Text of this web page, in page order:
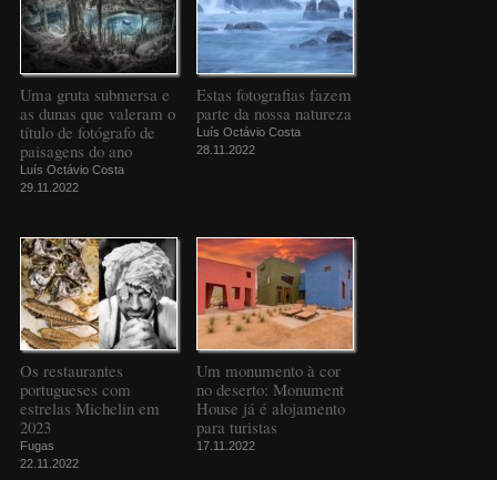
Uma gruta submersa e
as dunas que valeram o
título de fotógrafo de
paisagens do ano
Luís Octávio Costa
29.11.2022
Estas fotografias fazem
parte da nossa natureza
Luís Octávio Costa
28.11.2022
Os restaurantes
portugueses com
estrelas Michelin em
2023
Fugas
22.11.2022
Um monumento à cor
no deserto: Monument
House já é alojamento
para turistas
17.11.2022